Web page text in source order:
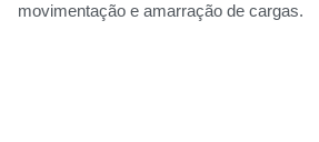
movimentação e amarração de cargas.